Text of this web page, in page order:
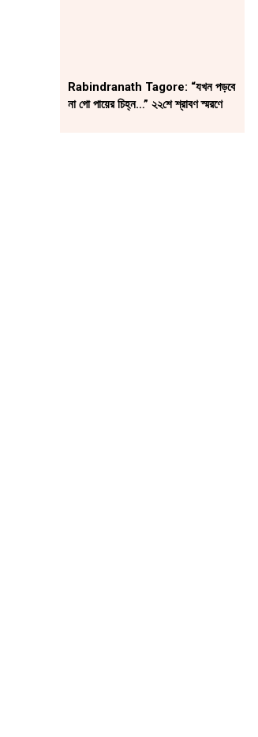
Rabindranath Tagore: “যখন পড়বে
না গো পায়ের চিহ্ন…” ২২শে শ্রাবণ স্মরণে